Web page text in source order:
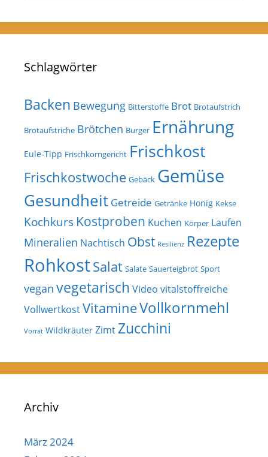
Schlagwörter
Backen Bewegung Bitterstoffe Brot Brotaufstrich
Brotaufstriche Brötchen Burger Ernährung
Eule-Tipp Frischkorngericht Frischkost
Frischkostwoche Gebäck Gemüse
Gesundheit Getreide Getränke Honig Kekse
Kochkurs Kostproben Kuchen Körper Laufen
Mineralien Nachtisch Obst Resilienz Rezepte
RohkostSalat Salate Sauerteigbrot Sport
vegan vegetarisch Video vitalstoffreiche
VollwertkostVitamineVollkornmehl
Vorrat Wildkräuter Zimt Zucchini
Archiv
März 2024